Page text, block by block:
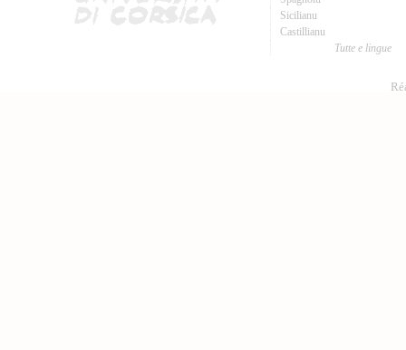
Sicilianu
Castillianu
Tutte e lingue